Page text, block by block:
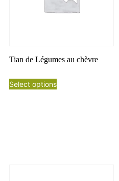
Tian de Légumes au chèvre
Select options